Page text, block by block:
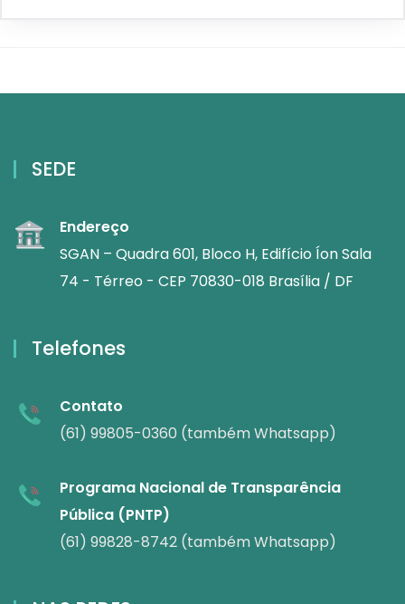
SEDE
Endereço
SGAN – Quadra 601, Bloco H, Edifício Íon Sala
74 - Térreo - CEP 70830-018 Brasília / DF
Telefones
Contato
(61) 99805-0360 (também Whatsapp)
Programa Nacional de Transparência
Pública (PNTP)
(61) 99828-8742 (também Whatsapp)